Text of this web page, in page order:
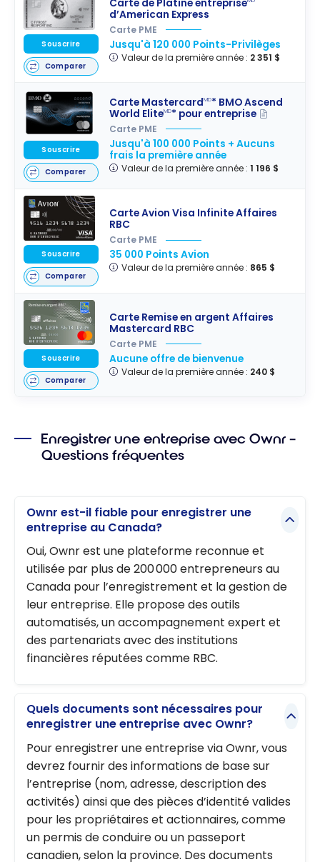
Carte de Platine entreprise
d’American Express
Carte PME
Jusqu'à 120 000 Points-Privilèges
Valeur de la première année : 2 351 $
Souscrire
Comparer
Carte MastercardMD* BMO Ascend
World EliteMD* pour entreprise
Carte PME
Jusqu'à 100 000 Points + Aucuns
frais la première année
Valeur de la première année : 1 196 $
Souscrire
Comparer
Carte Avion Visa Infinite Affaires
RBC
Carte PME
35 000 Points Avion
Valeur de la première année : 865 $
Souscrire
Comparer
Carte Remise en argent Affaires
Mastercard RBC
Carte PME
Aucune offre de bienvenue
Valeur de la première année : 240 $
Souscrire
Comparer
Enregistrer une entreprise avec Ownr –
Questions fréquentes
Ownr est-il fiable pour enregistrer une
entreprise au Canada?
Oui, Ownr est une plateforme reconnue et
utilisée par plus de 200 000 entrepreneurs au
Canada pour l’enregistrement et la gestion de
leur entreprise. Elle propose des outils
automatisés, un accompagnement expert et
des partenariats avec des institutions
financières réputées comme RBC.
Quels documents sont nécessaires pour
enregistrer une entreprise avec Ownr?
Pour enregistrer une entreprise via Ownr, vous
devrez fournir des informations de base sur
l’entreprise (nom, adresse, description des
activités) ainsi que des pièces d’identité valides
pour les propriétaires et actionnaires, comme
un permis de conduire ou un passeport
canadien, selon la province. Des documents